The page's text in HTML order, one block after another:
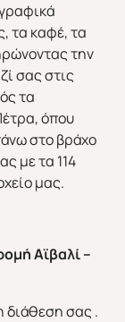
2026/2027
τα καφέ, τα
την
σας στις
τα
όπου
στο βράχο
με τα 114
μας.
Αϊβαλί –
διάθεση σας .